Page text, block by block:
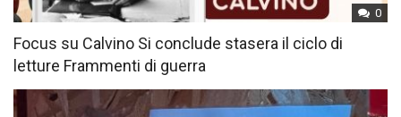
0
Focus su Calvino Si conclude stasera il ciclo di
letture Frammenti di guerra